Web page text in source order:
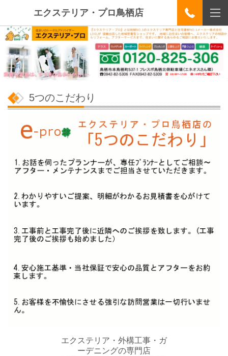
エクステリア・プロ鳥栖店
5つのこだわり
エクステリア・外構工事・ガ
ーデニングの専門店